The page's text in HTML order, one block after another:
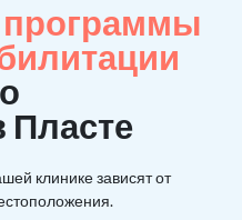
программы
Пласте
клинике зависят от